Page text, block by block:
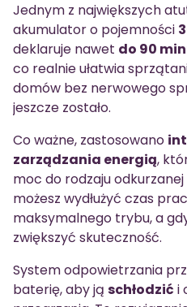
Jednym z największych
akumulator o pojemności
deklaruje nawet do 90
co realnie ułatwia
domów bez nerwowego
jeszcze zostało.
Co ważne, zastosowano
zarządzania energią,
moc do rodzaju
możesz wydłużyć czas
maksymalnego trybu, a
zwiększyć skuteczność.
System odpowietrzania
baterię, aby ją schłodzić i